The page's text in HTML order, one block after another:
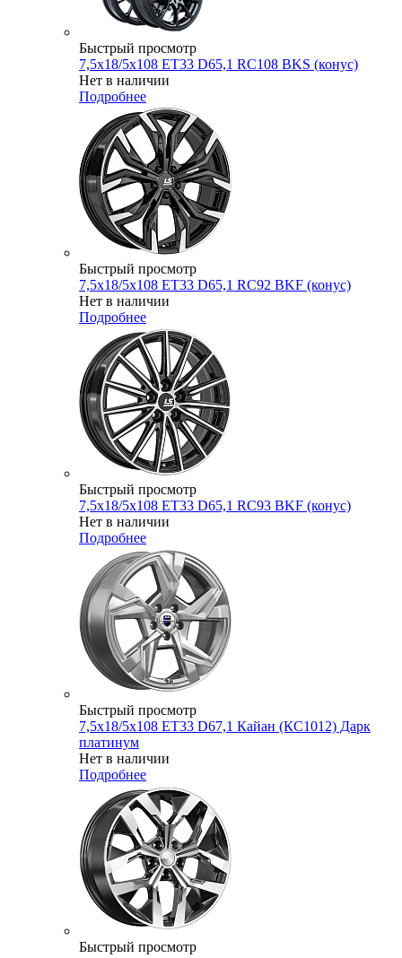
Быстрый просмотр
7,5x18/5x108 ET33 D65,1 RC108 BKS (конус)
Нет в наличии
Подробнее
Быстрый просмотр
7,5x18/5x108 ET33 D65,1 RC92 BKF (конус)
Нет в наличии
Подробнее
Быстрый просмотр
7,5x18/5x108 ET33 D65,1 RC93 BKF (конус)
Нет в наличии
Подробнее
Быстрый просмотр
7,5x18/5x108 ET33 D67,1 Кайан (КС1012) Дарк
платинум
Нет в наличии
Подробнее
Быстрый просмотр